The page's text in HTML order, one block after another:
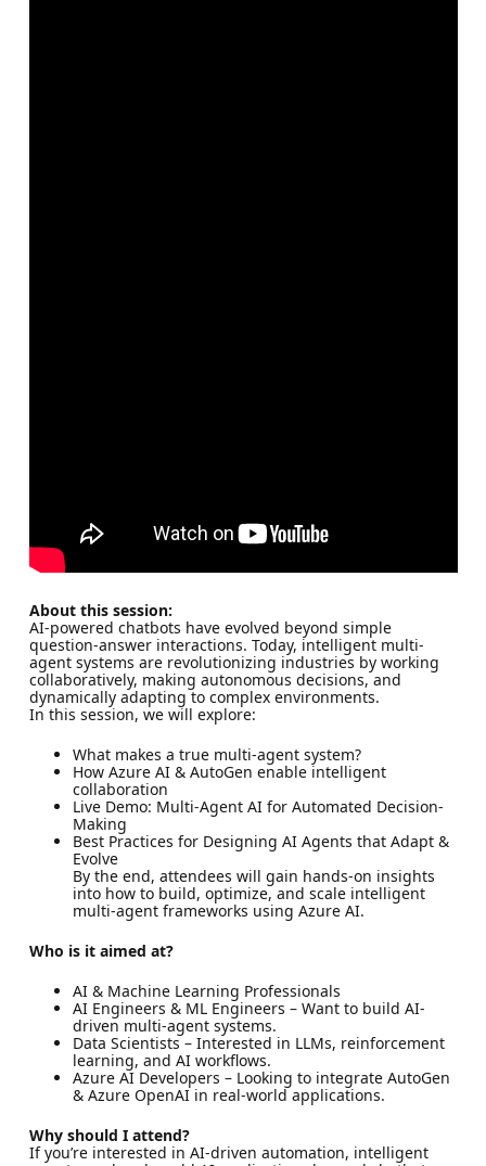
About this session:
AI-powered chatbots have evolved beyond simple
question-answer interactions. Today, intelligent multi-
agent systems are revolutionizing industries by working
collaboratively, making autonomous decisions, and
dynamically adapting to complex environments.
In this session, we will explore:
What makes a true multi-agent system?
How Azure AI & AutoGen enable intelligent
collaboration
Live Demo: Multi-Agent AI for Automated Decision-
Making
Best Practices for Designing AI Agents that Adapt &
Evolve
By the end, attendees will gain hands-on insights
into how to build, optimize, and scale intelligent
multi-agent frameworks using Azure AI.
Who is it aimed at?
AI & Machine Learning Professionals
AI Engineers & ML Engineers – Want to build AI-
driven multi-agent systems.
Data Scientists – Interested in LLMs, reinforcement
learning, and AI workflows.
Azure AI Developers – Looking to integrate AutoGen
& Azure OpenAI in real-world applications.
Why should I attend?
If you’re interested in AI-driven automation, intelligent